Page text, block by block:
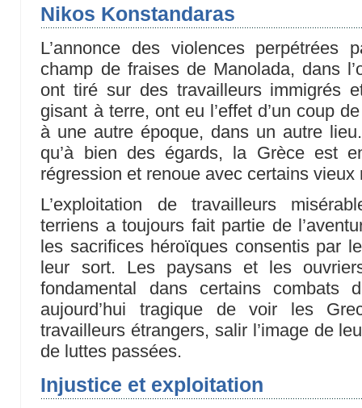
Nikos Konstandaras
L’annonce des violences perpétrées
champ de fraises de Manolada, dans
ont tiré sur des travailleurs immigrés
gisant à terre, ont eu l’effet d’un coup
à une autre époque, dans un autre
qu’à bien des égards, la Grèce est
régression et renoue avec certains vieux
L’exploitation de travailleurs
terriens a toujours fait partie de
les sacrifices héroïques consentis par
leur sort. Les paysans et les
fondamental dans certains
aujourd’hui tragique de voir les
travailleurs étrangers, salir l’image de
de luttes passées.
Injustice et exploitation